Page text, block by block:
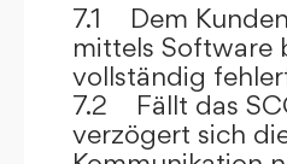
7.1 Dem
mittels Software
vollständig
7.2 Fällt das
verzögert sich